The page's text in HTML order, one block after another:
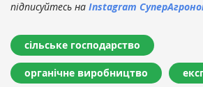
підписуйтесь на Instagram
сільське господарство
органічне виробництво